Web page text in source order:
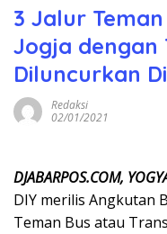
3 Jalur
Jogja dengan
Diluncurkan
Redaksi
02/01/2021
DJABARPOS.COM,
DIY merilis Angkutan
Teman Bus atau